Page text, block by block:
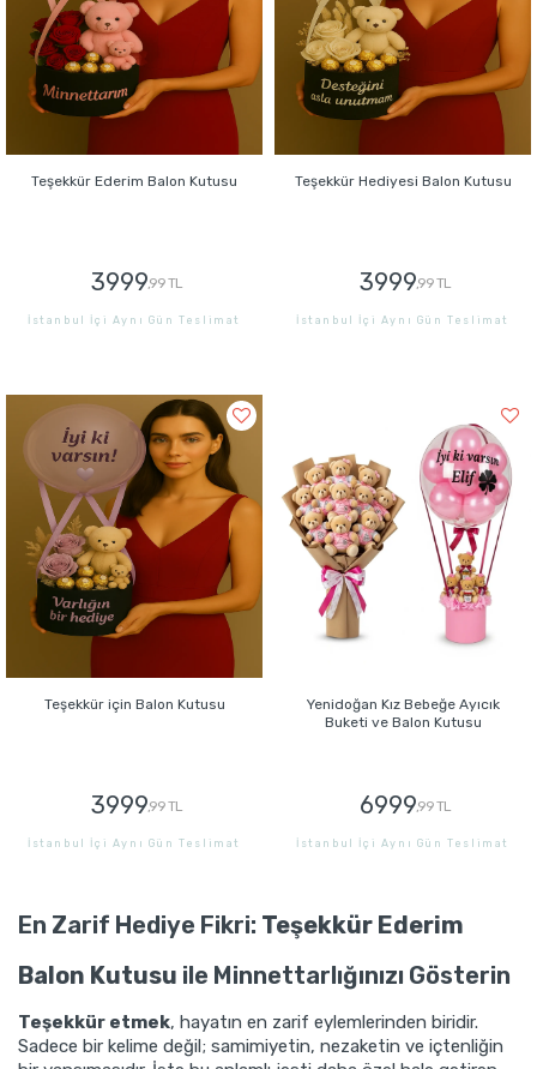
Teşekkür Ederim Balon Kutusu
3999,99 TL
İstanbul İçi Aynı Gün Teslimat
Teşekkür Hediyesi Balon Kutusu
3999,99 TL
İstanbul İçi Aynı Gün Teslimat
Teşekkür için Balon Kutusu
3999,99 TL
İstanbul İçi Aynı Gün Teslimat
Yenidoğan Kız Bebeğe Ayıcık
Buketi ve Balon Kutusu
6999,99 TL
İstanbul İçi Aynı Gün Teslimat
En Zarif Hediye Fikri: Teşekkür Ederim
Balon Kutusu ile Minnettarlığınızı Gösterin
Teşekkür etmek, hayatın en zarif eylemlerinden biridir.
Sadece bir kelime değil; samimiyetin, nezaketin ve içtenliğin